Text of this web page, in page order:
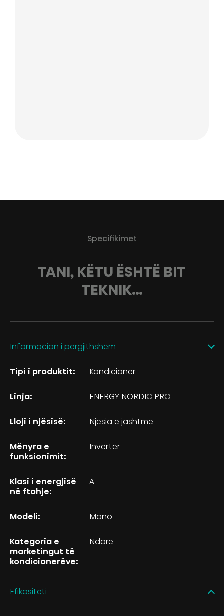
Specifikimet
TANI, KËTU ËSHTË BIT
TEKNIK…
Informacion i pergjithshem
Tipi i produktit: Kondicioner
Linja: ENERGY NORDIC PRO
Lloji i njësisë: Njësia e jashtme
Mënyra e
funksionimit:
Inverter
Klasi i energjisë
në ftohje:
A
Modeli: Mono
Kategoria e
marketingut të
kondicionerëve:
Ndarë
Efikasiteti